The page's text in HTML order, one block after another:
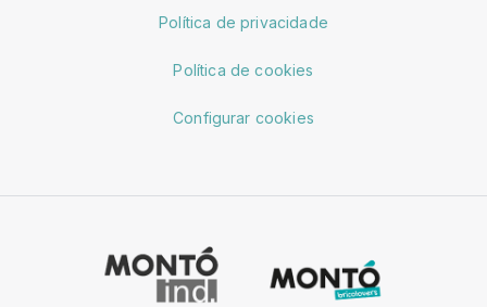
Política de privacidade
Política de cookies
Configurar cookies